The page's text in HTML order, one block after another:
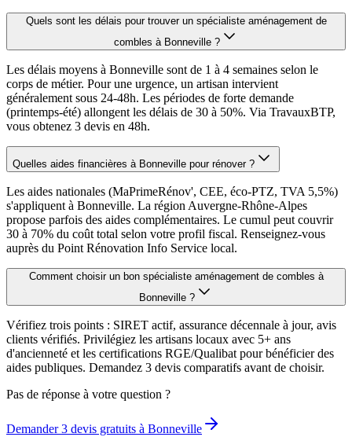
Quels sont les délais pour trouver un spécialiste aménagement de
combles à Bonneville ?
Les délais moyens à Bonneville sont de 1 à 4 semaines selon le
corps de métier. Pour une urgence, un artisan intervient
généralement sous 24-48h. Les périodes de forte demande
(printemps-été) allongent les délais de 30 à 50%. Via TravauxBTP,
vous obtenez 3 devis en 48h.
Quelles aides financières à Bonneville pour rénover ?
Les aides nationales (MaPrimeRénov', CEE, éco-PTZ, TVA 5,5%)
s'appliquent à Bonneville. La région Auvergne-Rhône-Alpes
propose parfois des aides complémentaires. Le cumul peut couvrir
30 à 70% du coût total selon votre profil fiscal. Renseignez-vous
auprès du Point Rénovation Info Service local.
Comment choisir un bon spécialiste aménagement de combles à
Bonneville ?
Vérifiez trois points : SIRET actif, assurance décennale à jour, avis
clients vérifiés. Privilégiez les artisans locaux avec 5+ ans
d'ancienneté et les certifications RGE/Qualibat pour bénéficier des
aides publiques. Demandez 3 devis comparatifs avant de choisir.
Pas de réponse à votre question ?
Demander 3 devis gratuits à Bonneville